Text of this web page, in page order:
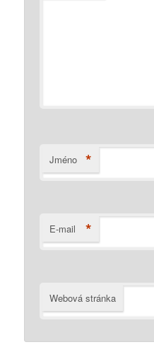
Jméno *
E-mail *
Webová stránka